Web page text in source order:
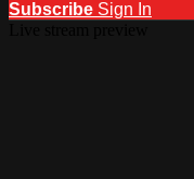
Subscribe Sign In